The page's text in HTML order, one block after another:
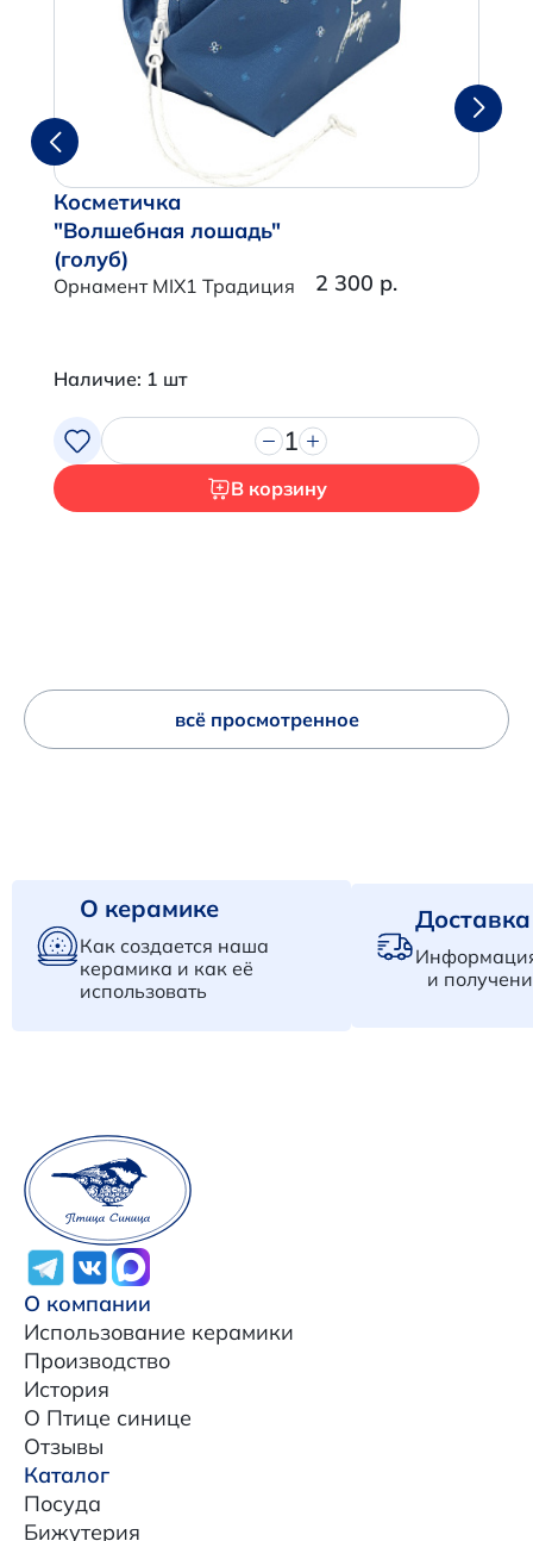
Косметичка
"Волшебная лошадь"
(голуб)
Орнамент MIX1 Традиция 2 300 р.
Наличие: 1 шт
1
В корзину
всё просмотренное
О керамике
Как создается наша
керамика и как её
использовать
и
О компании
Использование керамики
Производство
История
О Птице синице
Отзывы
Каталог
Посуда
Бижутерия